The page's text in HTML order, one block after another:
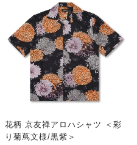
花柄 京友禅アロハシャツ ＜彩
り菊蔦文様/黒紫＞